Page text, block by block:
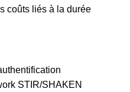
coûts liés à la durée
STIR/SHAKEN